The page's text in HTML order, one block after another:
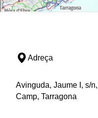
Adreça
Avinguda, Jaume I, s/
Camp, Tarragona